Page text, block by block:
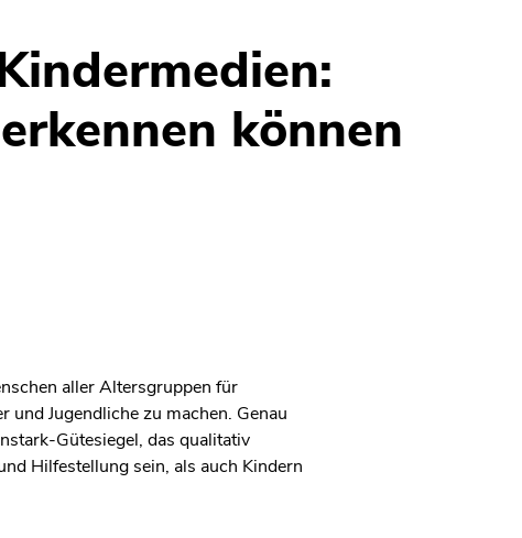
können
aller Altersgruppen für
Jugendliche zu machen. Genau
Gütesiegel, das qualitativ
Hilfestellung sein, als auch Kindern